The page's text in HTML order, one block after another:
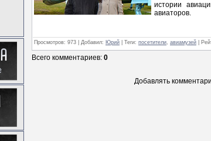
истории
авиаторов.
Просмотров: 973 | Добавил: Юрий Теги: посетители, авиамузей
Всего комментариев:0
Добавлять